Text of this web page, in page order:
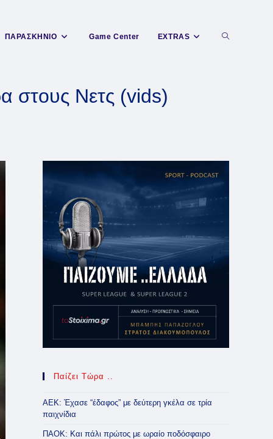
ΠΑΡΑΣΚΗΝΙΟ Game Center EXTRAS Toggle
στους Νετς (vids)
Παίζει Τώρα ..
ΑΕΚ: Έχασε “έδαφος” με δεύτερη γκέλα σε τρία
παιχνίδια
ΠΑΟΚ: Και πάλι πρώτος με ωραίο ποδόσφαιρο